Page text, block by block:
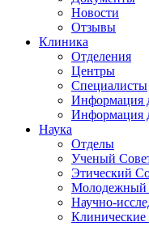
Новости
Отзывы
Клиника
Отделения
Центры
Специалисты
Информация
Информация
Наука
Отделы
Ученый
Этический
Молодежный
Научно-